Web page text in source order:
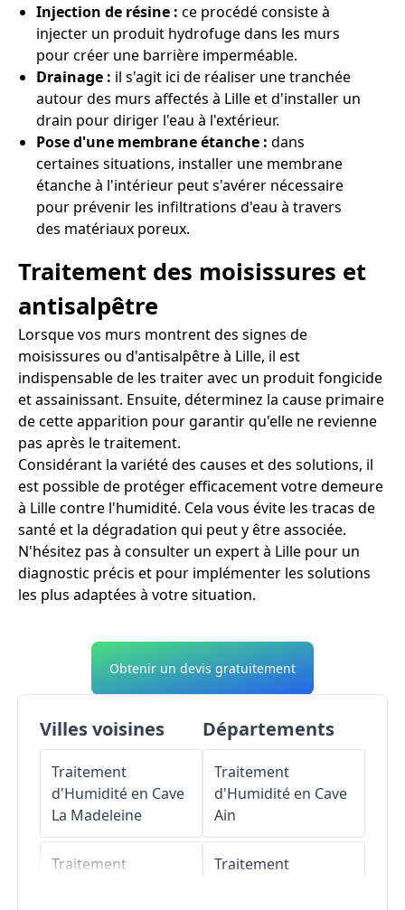
Injection de résine : ce procédé consiste à
injecter un produit hydrofuge dans les murs
pour créer une barrière imperméable.
Drainage : il s'agit ici de réaliser une tranchée
autour des murs affectés à Lille et d'installer un
drain pour diriger l'eau à l'extérieur.
Pose d'une membrane étanche : dans
certaines situations, installer une membrane
étanche à l'intérieur peut s'avérer nécessaire
pour prévenir les infiltrations d'eau à travers
des matériaux poreux.
Traitement des moisissures et
antisalpêtre
Lorsque vos murs montrent des signes de
moisissures ou d'antisalpêtre à Lille, il est
indispensable de les traiter avec un produit fongicide
et assainissant. Ensuite, déterminez la cause primaire
de cette apparition pour garantir qu'elle ne revienne
pas après le traitement.
Considérant la variété des causes et des solutions, il
est possible de protéger efficacement votre demeure
à Lille contre l'humidité. Cela vous évite les tracas de
santé et la dégradation qui peut y être associée.
N'hésitez pas à consulter un expert à Lille pour un
diagnostic précis et pour implémenter les solutions
les plus adaptées à votre situation.
Obtenir un devis gratuitement
Villes voisines
Traitement
d'Humidité en Cave
La Madeleine
Traitement
Départements
Traitement
d'Humidité en Cave
Ain
Traitement